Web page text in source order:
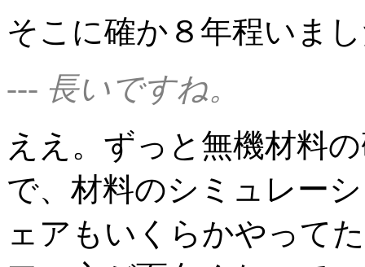
そこに確か８年程いま
--- 長いですね。
ええ。ずっと無機材料
で、材料のシミュレー
ェアもいくらかやって